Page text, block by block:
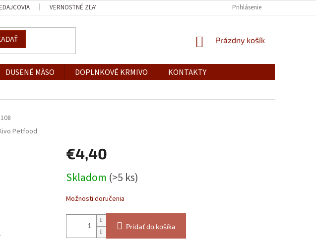
VERNOSTNÉ ZĽAVY Prihlásenie
NÁKUPNÝ
Prázdny košík
DUSENÉ MÄSO DOPLNKOVÉ KRMIVO KONTAKTY
108
Petfood
€4,40
cena:
Skladom (>5 ks)
Možnosti doručenia
Pridať do košíka